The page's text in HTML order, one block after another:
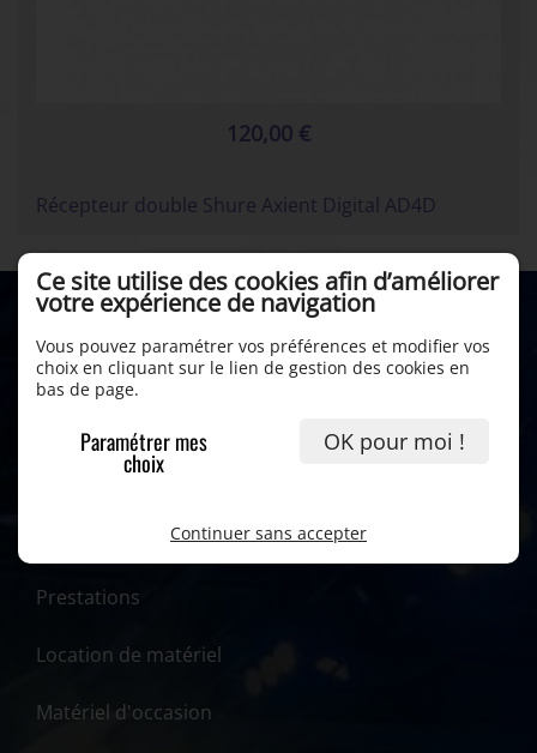
120,00 €
Récepteur double Shure Axient Digital AD4D
Prestations
Location de matériel
Matériel d'occasion
Ce site utilise des cookies afin d’améliorer
votre expérience de navigation
Vous pouvez paramétrer vos préférences et modifier vos
choix en cliquant sur le lien de gestion des cookies en
bas de page.
Paramétrer mes
choix
OK pour moi !
Continuer sans accepter